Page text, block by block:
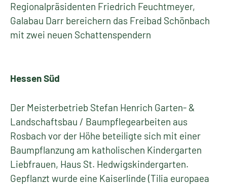
Regionalpräsidenten Friedrich Feuchtmeyer,
Galabau Darr bereichern das Freibad Schönbach
mit zwei neuen Schattenspendern
Hessen Süd
Der Meisterbetrieb Stefan Henrich Garten- &
Landschaftsbau / Baumpflegearbeiten aus
Rosbach vor der Höhe beteiligte sich mit einer
Baumpflanzung am katholischen Kindergarten
Liebfrauen, Haus St. Hedwigskindergarten.
Gepflanzt wurde eine Kaiserlinde (Tilia europaea